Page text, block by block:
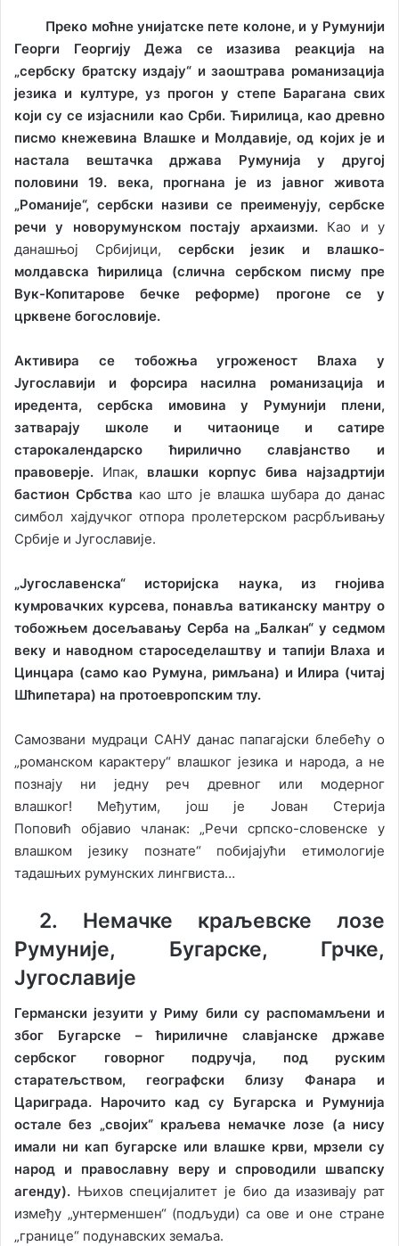
Преко моћне унијатске пете колоне, и у Румунији
Георги Георгију Дежа се изазива реакција на
„сербску братску издају“ и заоштрава романизација
језика и културе, уз прогон у степе Барагана свих
који су се изјаснили као Срби. Ћирилица, као древно
писмо кнежевина Влашке и Молдавије, од којих је и
настала вештачка држава Румунија у другој
половини 19. века, прогнана је из јавног живота
„Романије“, сербски називи се преименују, сербске
речи у новорумунском постају архаизми.Као и у
данашњој Србијици, сербски језик и влашко-
молдавска ћирилица (слична сербском писму пре
Вук-Копитарове бечке реформе) прогоне се у
црквене богословије.
Активира се тобожња угроженост Влаха у
Југославији и форсира насилна романизација и
иредента, сербска имовина у Румунији плени,
затварају школе и читаонице и сатире
старокалендарско ћирилично славјанство и
правоверје. Ипак, влашки корпус бива најзадртији
бастион Србства као што је влашка шубара до данас
симбол хајдучког отпора пролетерском расрбљивању
Србије и Југославије.
„Југославенска“ историјска наука, из гнојива
кумровачких курсева, понавља ватиканску мантру о
тобожњем досељавању Серба на „Балкан“ у седмом
веку и наводном староседелаштву и тапији Влаха и
Цинцара (само као Румуна, римљана) и Илира (читај
Шћипетара) на протоевропским тлу.
Самозвани мудраци САНУ данас папагајски блебећу о
„романском карактеру“ влашког језика и народа, а не
познају ни једну реч древног или модерног
влашког! Међутим, још је Јован Стерија
Поповић објавио чланак: „Речи српско-словенске у
влашком језику познате“ побијајући етимологије
тадашњих румунских лингвиста…
2. Немачке краљевске лозе
Румуније, Бугарске, Грчке,
Југославије
Германски језуити у Риму били су распомамљени и
због Бугарске – ћириличне славјанске државе
сербског говорног подручја, под руским
старатељством, географски близу Фанара и
Цариграда. Нарочито кад су Бугарска и Румунија
остале без „својих“ краљева немачке лозе (а нису
имали ни кап бугарске или влашке крви, мрзели су
народ и православну веру и спроводили швапску
агенду). Њихов специјалитет је био да изазивају рат
између „унтерменшен“ (подљуди) са ове и оне стране
„границе“ подунавских земаља.